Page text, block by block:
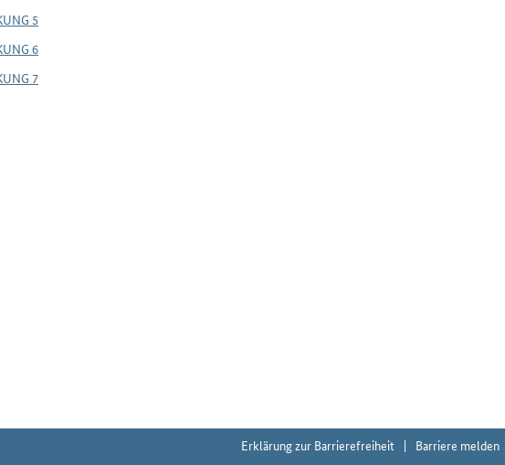
5
6
7
Erklärung zur Barrierefreiheit Barriere melden